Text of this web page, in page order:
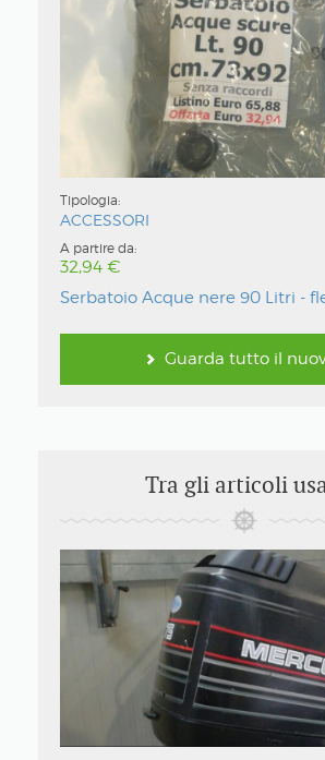
Tipologia:
ACCESSORI
A partire da:
32,94
Serbatoio Acque nere 90 Litri -
Guarda tutto il
Tra gli articoli